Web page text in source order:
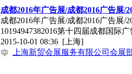
成都2016年广告展/成都2016广告展/
成都2016年广告展/成都2016广告展/
10194947382016第十四届成都国际
2015-10-01 08:36 [上海]
上海新贸会展服务有限公司会展